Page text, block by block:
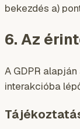
bekezdés a)
6. Az
A GDPR
interakcióba